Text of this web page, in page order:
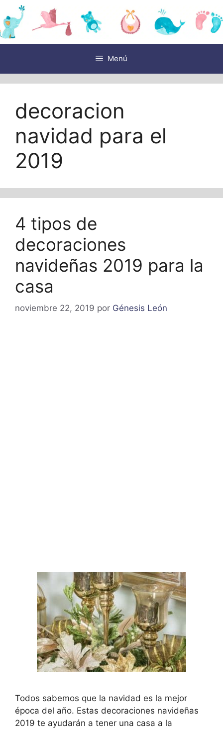
Saltar
al
contenido
Menú
decoracion
navidad para el
2019
4 tipos de
decoraciones
navideñas 2019 para la
casa
noviembre 22, 2019 por Génesis León
Todos sabemos que la navidad es la mejor
época del año. Estas decoraciones navideñas
2019 te ayudarán a tener una casa a la